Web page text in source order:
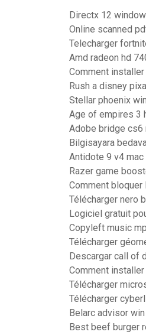
Directx 12
Online scanned
Telecharger
Amd radeon hd
Comment
Rush a disney
Stellar phoenix
Age of empires 3
Adobe bridge cs6
Bilgisayara
Antidote 9 v4 mac
Razer game
Comment
Télécharger nero
Logiciel gratuit
Copyleft music
Télécharger
Descargar call of
Comment
Télécharger
Télécharger
Belarc advisor
Best beef burger